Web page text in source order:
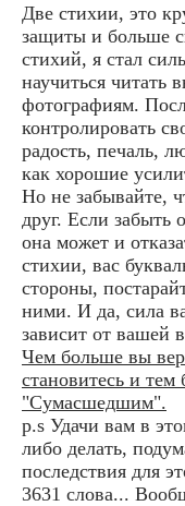
Две стихии, это
защиты и больше
стихий, я стал
научиться читать
фотографиям.
контролировать
радость, печаль,
как хорошие
Но не забывайте,
друг. Если забыть
она может и
стихии, вас
стороны,
ними. И да, сила
зависит от вашей
Чем больше вы
становитесь и
"Сумасшедшим".
p.s Удачи вам в
либо делать,
последствия для
3631 слова...